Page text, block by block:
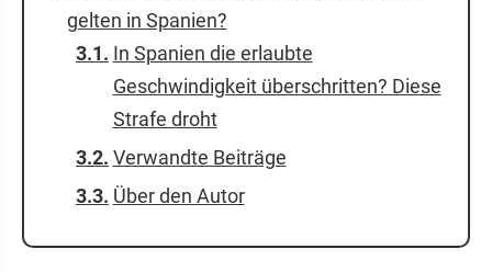
gelten in Spanien?
In Spanien die erlaubte
Geschwindigkeit überschritten? Diese
Strafe droht
Verwandte Beiträge
Über den Autor